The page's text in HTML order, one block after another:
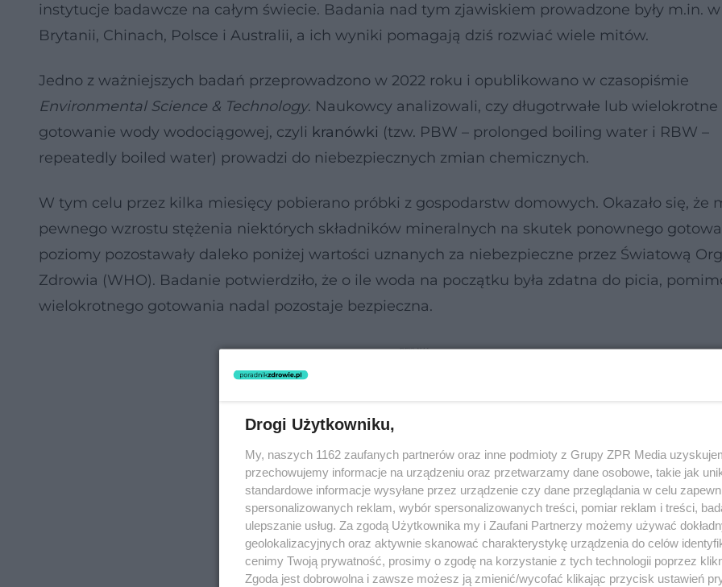
instytucje badawcze na całym świecie. Badania nad tym zjawiskiem prowadzone były m.in.
Brytanii, Chinach, Polsce i Australii, a ich wyniki pomagają dziś rozwiać wiele mitów.
Jedno z ważniejszych badań przeprowadzono w 2022 roku i opublikowano w czasopiśmie
Environmental Science & Technology. Naukowcy analizowali, czy długotrwałe lub wielokrotne
gotowanie wody wodociągowej, czyli kranówki (tzw. PBW – prolonged boiling water i RBW –
repeatedly boiled water) prowadzi do niebezpiecznych zmian chemicznych.
W tym celu przez kilka miesięcy pobierano próbki z gospodarstw domowych. Okazało się, że
pewnego wzrostu stężenia niektórych składników mineralnych na skutek ponownego
poziomy pozostawały daleko poniżej wartości uznanych za niebezpieczne przez Światową
Zdrowia (WHO). Badanie potwierdziło, że o ile woda na początku była zdatna do picia,
wielokrotnego gotowania nadal pozostaje bezpieczna.
Drogi Użytkowniku,
My, naszych 1162 zaufanych partnerów oraz inne podmioty z Grupy ZPR Media
przechowujemy informacje na urządzeniu oraz przetwarzamy dane osobowe, takie jak
standardowe informacje wysyłane przez urządzenie czy dane przeglądania w celu
spersonalizowanych reklam, wybór spersonalizowanych treści, pomiar reklam i treści,
ulepszanie usług. Za zgodą Użytkownika my i Zaufani Partnerzy możemy używać
geolokalizacyjnych oraz aktywnie skanować charakterystykę urządzenia do celów
cenimy Twoją prywatność, prosimy o zgodę na korzystanie z tych technologii poprzez
Zgoda jest dobrowolna i zawsze możesz ją zmienić/wycofać klikając przycisk ustawień